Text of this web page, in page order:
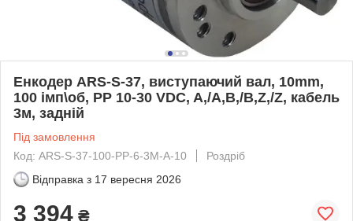
Енкодер ARS-S-37, виcтупаючий вал, 10mm,
100 імп\об, PP 10-30 VDC, A,/A,B,/B,Z,/Z, кабель
3м, задній
Під замовлення
Код: ARS-S-37-100-PP-6-3M-A-10
Роздріб
Відправка з 17 вересня 2026
3 394 ₴